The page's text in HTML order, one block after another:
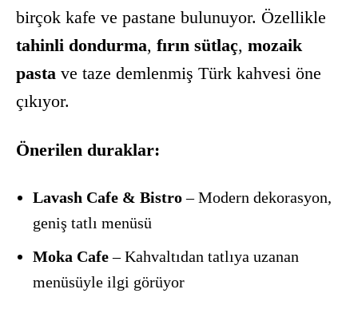
birçok kafe ve pastane bulunuyor. Özellikle
tahinli dondurma, fırın sütlaç, mozaik
pasta ve taze demlenmiş Türk kahvesi öne
çıkıyor.
Önerilen duraklar:
Lavash Cafe & Bistro– Modern dekorasyon,
geniş tatlı menüsü
Moka Cafe– Kahvaltıdan tatlıya uzanan
menüsüyle ilgi görüyor